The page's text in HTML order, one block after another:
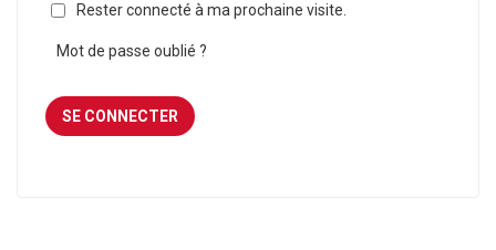
Rester connecté à ma prochaine visite.
Mot de passe oublié ?